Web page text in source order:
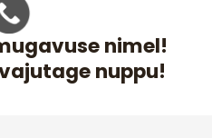
nimel!
nuppu!